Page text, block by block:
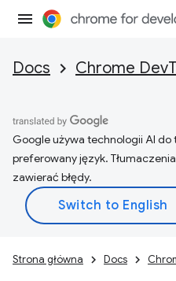
Docs Chrome
Google używa technologii AI do
preferowany język.
zawierać błędy.
Strona główna Docs